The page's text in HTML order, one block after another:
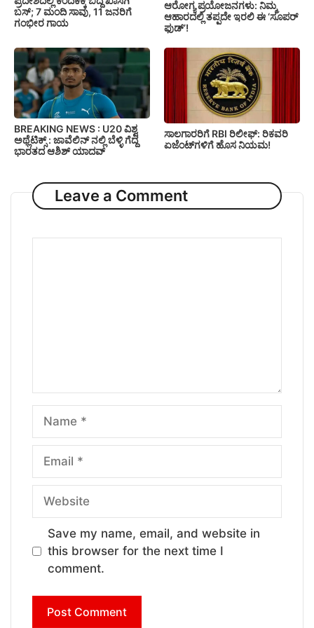
ಬಸ್; 7 ಮಂದಿ ಸಾವು, 11 ಜನರಿಗೆ
ಗಂಭೀರ ಗಾಯ
ಆರೋಗ್ಯ ಪ್ರಯೋಜನಗಳು: ನಿಮ್ಮ
ಆಹಾರದಲ್ಲಿ ತಪ್ಪದೇ ಇರಲಿ ಈ ‘ಸೂಪರ್
ಫುಡ್’!
BREAKING NEWS : U20 ವಿಶ್ವ
ಅಥ್ಲೆಟಿಕ್ಸ್‌ : ಜಾವೆಲಿನ್ ನಲ್ಲಿ ಬೆಳ್ಳಿ ಗೆದ್ದ
ಭಾರತದ ಆಶಿಶ್ ಯಾದವ್
ಸಾಲಗಾರರಿಗೆ RBI ರಿಲೀಫ್‌: ರಿಕವರಿ
ಏಜೆಂಟ್‌ಗಳಿಗೆ ಹೊಸ ನಿಯಮ!
Leave a Comment
Name
Email
Website
Save my name, email, and website in
this browser for the next time I
comment.